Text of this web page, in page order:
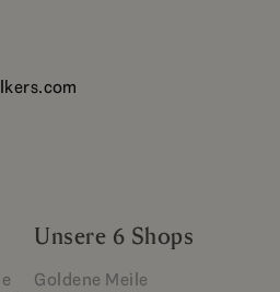
Unsere 6 Shops
Goldene Meile